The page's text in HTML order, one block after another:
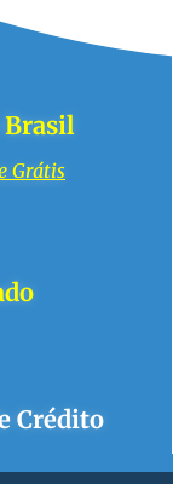
Brasil
Grátis
Crédito